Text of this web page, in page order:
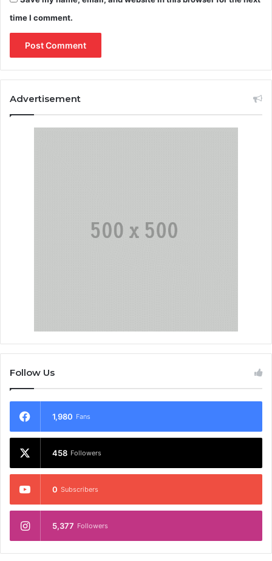
time I comment.
Advertisement
Follow Us
1,980 Fans
458 Followers
0 Subscribers
5,377 Followers